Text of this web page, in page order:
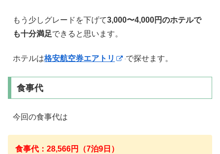
もう少しグレードを下げて3,000〜4,000円のホテルで
も十分満足できると思います。
ホテルは格安航空券エアトリ で探せます。
食事代
今回の食事代は
食事代：28,566円（7泊9日）